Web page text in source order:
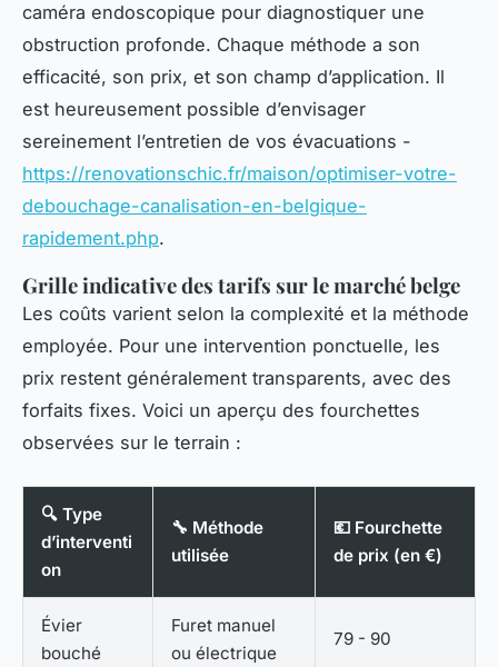
caméra endoscopique pour diagnostiquer une
obstruction profonde. Chaque méthode a son
efficacité, son prix, et son champ d’application. Il
est heureusement possible d’envisager
sereinement l’entretien de vos évacuations -
https://renovationschic.fr/maison/optimiser-votre-
debouchage-canalisation-en-belgique-
rapidement.php.
Grille indicative des tarifs sur le marché belge
Les coûts varient selon la complexité et la méthode
employée. Pour une intervention ponctuelle, les
prix restent généralement transparents, avec des
forfaits fixes. Voici un aperçu des fourchettes
observées sur le terrain :
🔍 Type
d’interventi
on
🔧 Méthode
utilisée
💶 Fourchette
de prix (en €)
Évier
bouché
Furet manuel
ou électrique
79 - 90